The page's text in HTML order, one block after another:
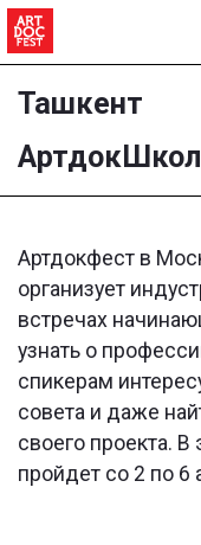
Ташкент
Артдокфест в
организует
встречах
узнать о
спикерам
совета и даже
своего проекта.
пройдет со 2 по 6